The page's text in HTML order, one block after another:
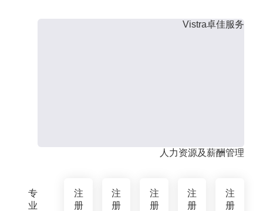
专
业
Vistra卓佳服务
人力资源及薪酬管理
注
册
注
册
注
册
注
册
注
册